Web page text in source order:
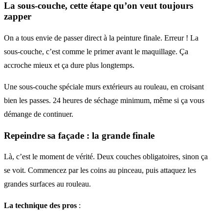
La sous-couche, cette étape qu’on veut toujours
zapper
On a tous envie de passer direct à la peinture finale. Erreur ! La
sous-couche, c’est comme le primer avant le maquillage. Ça
accroche mieux et ça dure plus longtemps.
Une sous-couche spéciale murs extérieurs au rouleau, en croisant
bien les passes. 24 heures de séchage minimum, même si ça vous
démange de continuer.
Repeindre sa façade : la grande finale
Là, c’est le moment de vérité. Deux couches obligatoires, sinon ça
se voit. Commencez par les coins au pinceau, puis attaquez les
grandes surfaces au rouleau.
La technique des pros :